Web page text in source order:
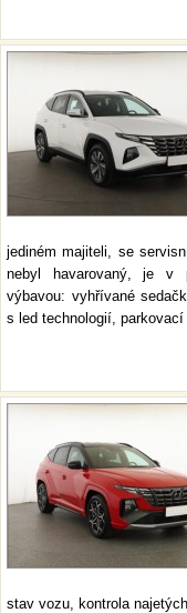
jediném majiteli, se
nebyl havarovaný, je v
výbavou: vyhřívané
s led technologií,
stav vozu, kontrola